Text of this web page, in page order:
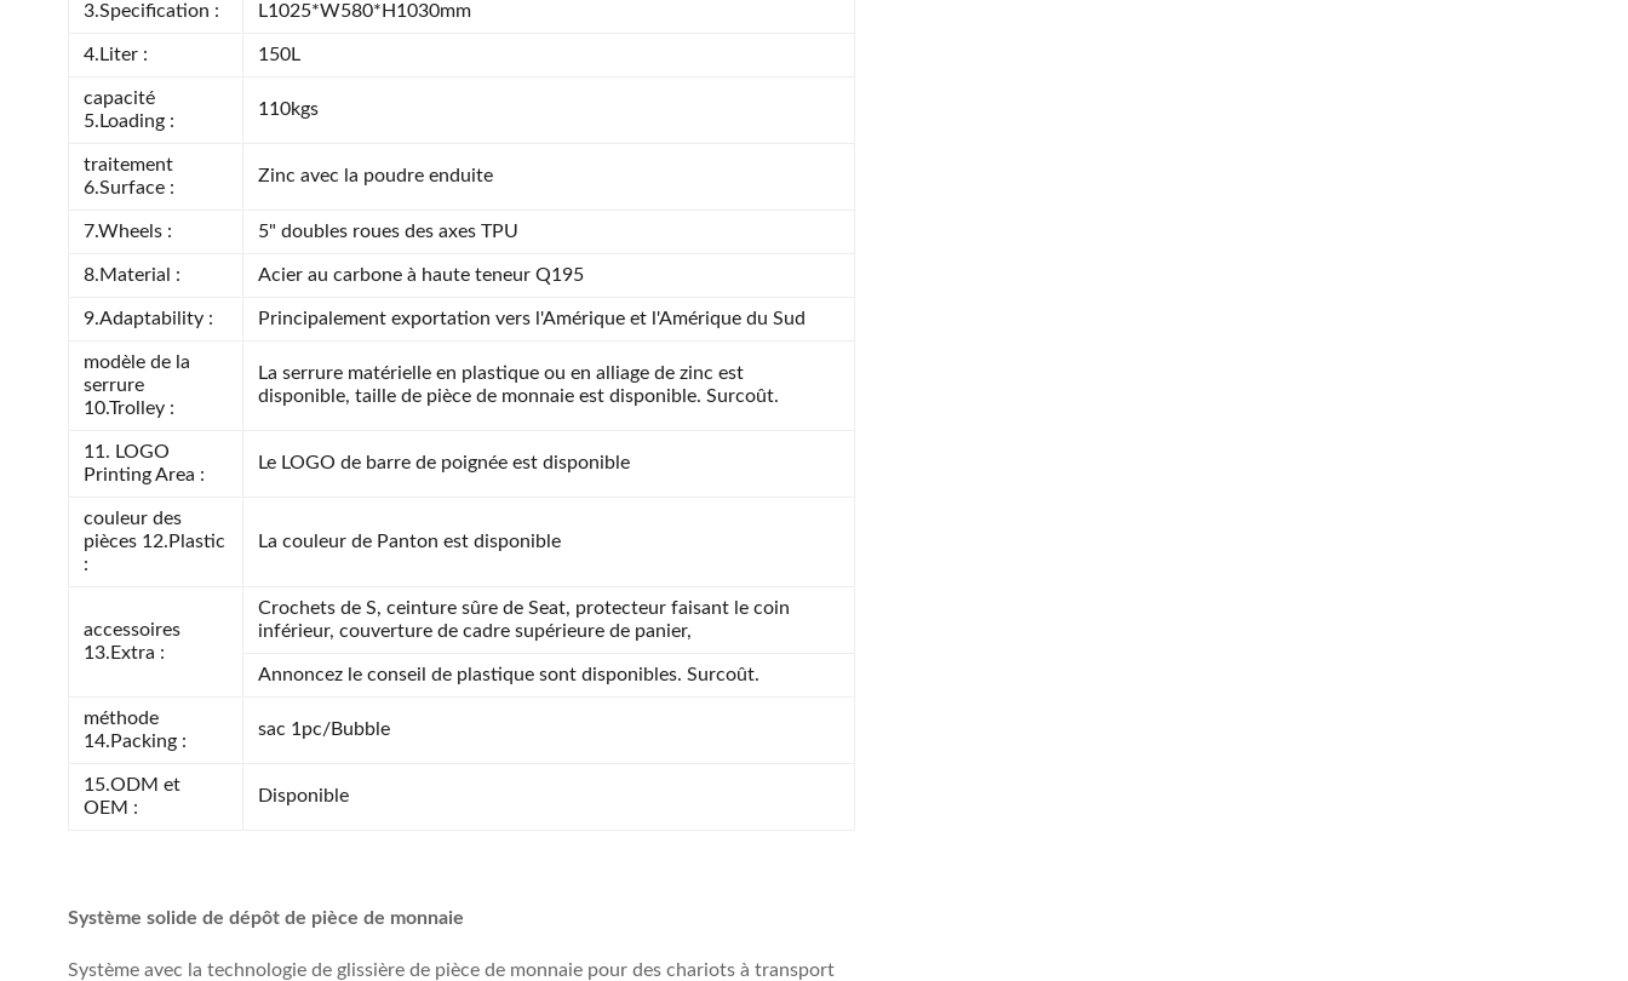
3.Specification : L1025*W580*H1030mm
4.Liter : 150L
capacité
5.Loading :
110kgs
traitement
6.Surface :
Zinc avec la poudre enduite
7.Wheels : 5" doubles roues des axes TPU
8.Material : Acier au carbone à haute teneur Q195
9.Adaptability : Principalement exportation vers l'Amérique et l'Amérique du Sud
modèle de la
serrure
10.Trolley :
La serrure matérielle en plastique ou en alliage de zinc est
disponible, taille de pièce de monnaie est disponible. Surcoût.
11. LOGO
Printing Area :
Le LOGO de barre de poignée est disponible
couleur des
pièces 12.Plastic
:
La couleur de Panton est disponible
accessoires
13.Extra :
Crochets de S, ceinture sûre de Seat, protecteur faisant le coin
inférieur, couverture de cadre supérieure de panier,
Annoncez le conseil de plastique sont disponibles. Surcoût.
méthode
14.Packing :
sac 1pc/Bubble
15.ODM et
OEM :
Disponible
Système solide de dépôt de pièce de monnaie
Système avec la technologie de glissière de pièce de monnaie pour des chariots à transport